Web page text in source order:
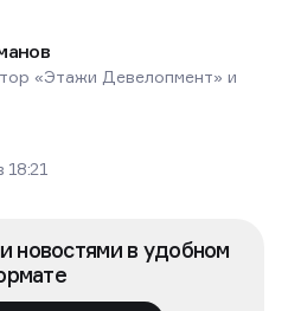
«Этажи Девелопмент» и
18:21
новостями в удобном